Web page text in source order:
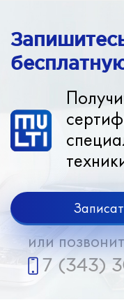
или
7 (343)